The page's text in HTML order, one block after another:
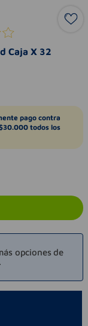
Caja X 32
pago contra
todos los
opciones de